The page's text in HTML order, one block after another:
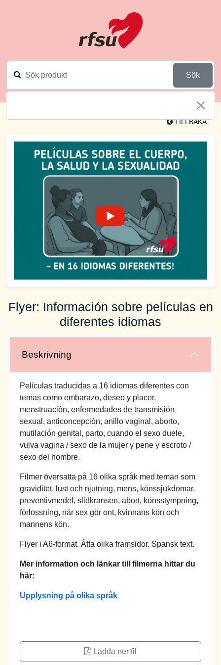
Sök
TILLBAKA
Flyer: Información sobre películas en
diferentes idiomas
Beskrivning
Películas traducidas a 16 idiomas diferentes con
temas como embarazo, deseo y placer,
menstruación, enfermedades de transmisión
sexual, anticoncepción, anillo vaginal, aborto,
mutilación genital, parto, cuando el sexo duele,
vulva vagina / sexo de la mujer y pene y escroto /
sexo del hombre.
Filmer översatta på 16 olika språk med teman som
graviditet, lust och njutning, mens, könssjukdomar,
preventivmedel, slidkransen, abort, könsstympning,
förlossning, när sex gör ont, kvinnans kön och
mannens kön.
Flyer i A6-format. Åtta olika framsidor. Spansk text.
Mer information och länkar till filmerna hittar du
här:
Upplysning på olika språk
Ladda ner fil